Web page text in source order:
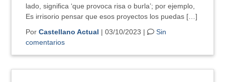
lado, significa ‘que provoca risa o burla’; por ejemplo,
Es irrisorio pensar que esos proyectos los puedas […]
PorCastellano Actual | 03/10/2023 |
Sin
comentarios